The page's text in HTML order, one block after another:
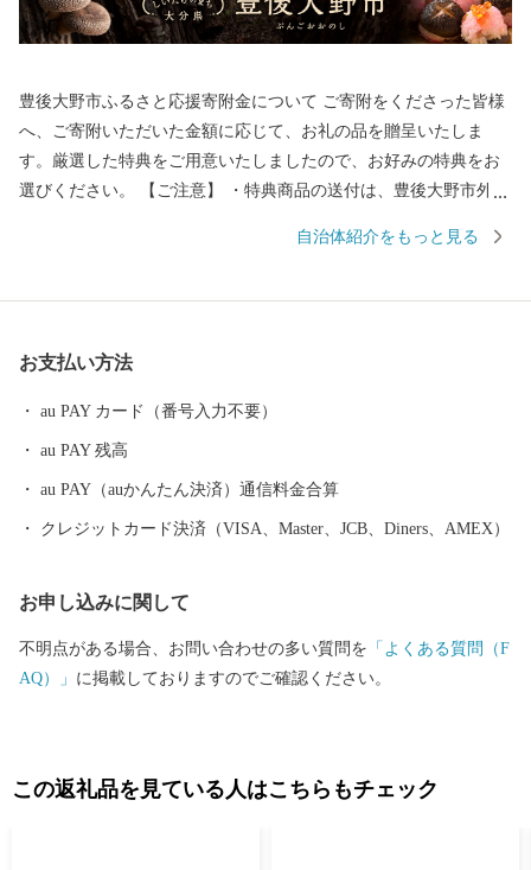
豊後大野市ふるさと応援寄附金について ご寄附をくださった皆様
へ、ご寄附いただいた金額に応じて、お礼の品を贈呈いたしま
す。厳選した特典をご用意いたしましたので、お好みの特典をお
選びください。 【ご注意】 ・特典商品の送付は、豊後大野市外に
年度内の回数制限は現在設けておりません。 ・パッケージが異な
自治体紹介をもっと見る
お支払い方法
au PAY カード（番号入力不要）
au PAY 残高
au PAY（auかんたん決済）通信料金合算
クレジットカード決済（VISA、Master、JCB、Diners、AMEX）
お申し込みに関して
不明点がある場合、お問い合わせの多い質問を 「よくある質問（F
AQ）」 に掲載しておりますのでご確認ください。
この返礼品を見ている人はこちらもチェック